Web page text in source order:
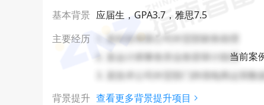
基本背景 应届生，GPA3.7，雅思7.5
主要经历 1. 某科技有限公司外贸部财务助理
2. 某会计师事务所业务部审计助理
3. 某技术公司外贸部门跨境电商运营数
当前案
背景提升 查看更多背景提升项目